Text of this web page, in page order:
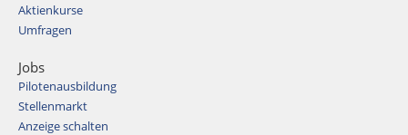
Aktienkurse
Umfragen
Jobs
Pilotenausbildung
Stellenmarkt
Anzeige schalten